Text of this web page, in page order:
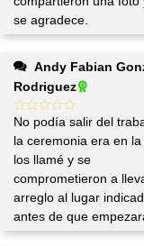
se agradece.
Rodriguez
No podía salir del
la ceremonia era en la
los llamé y se
comprometieron a
arreglo al lugar
antes de que